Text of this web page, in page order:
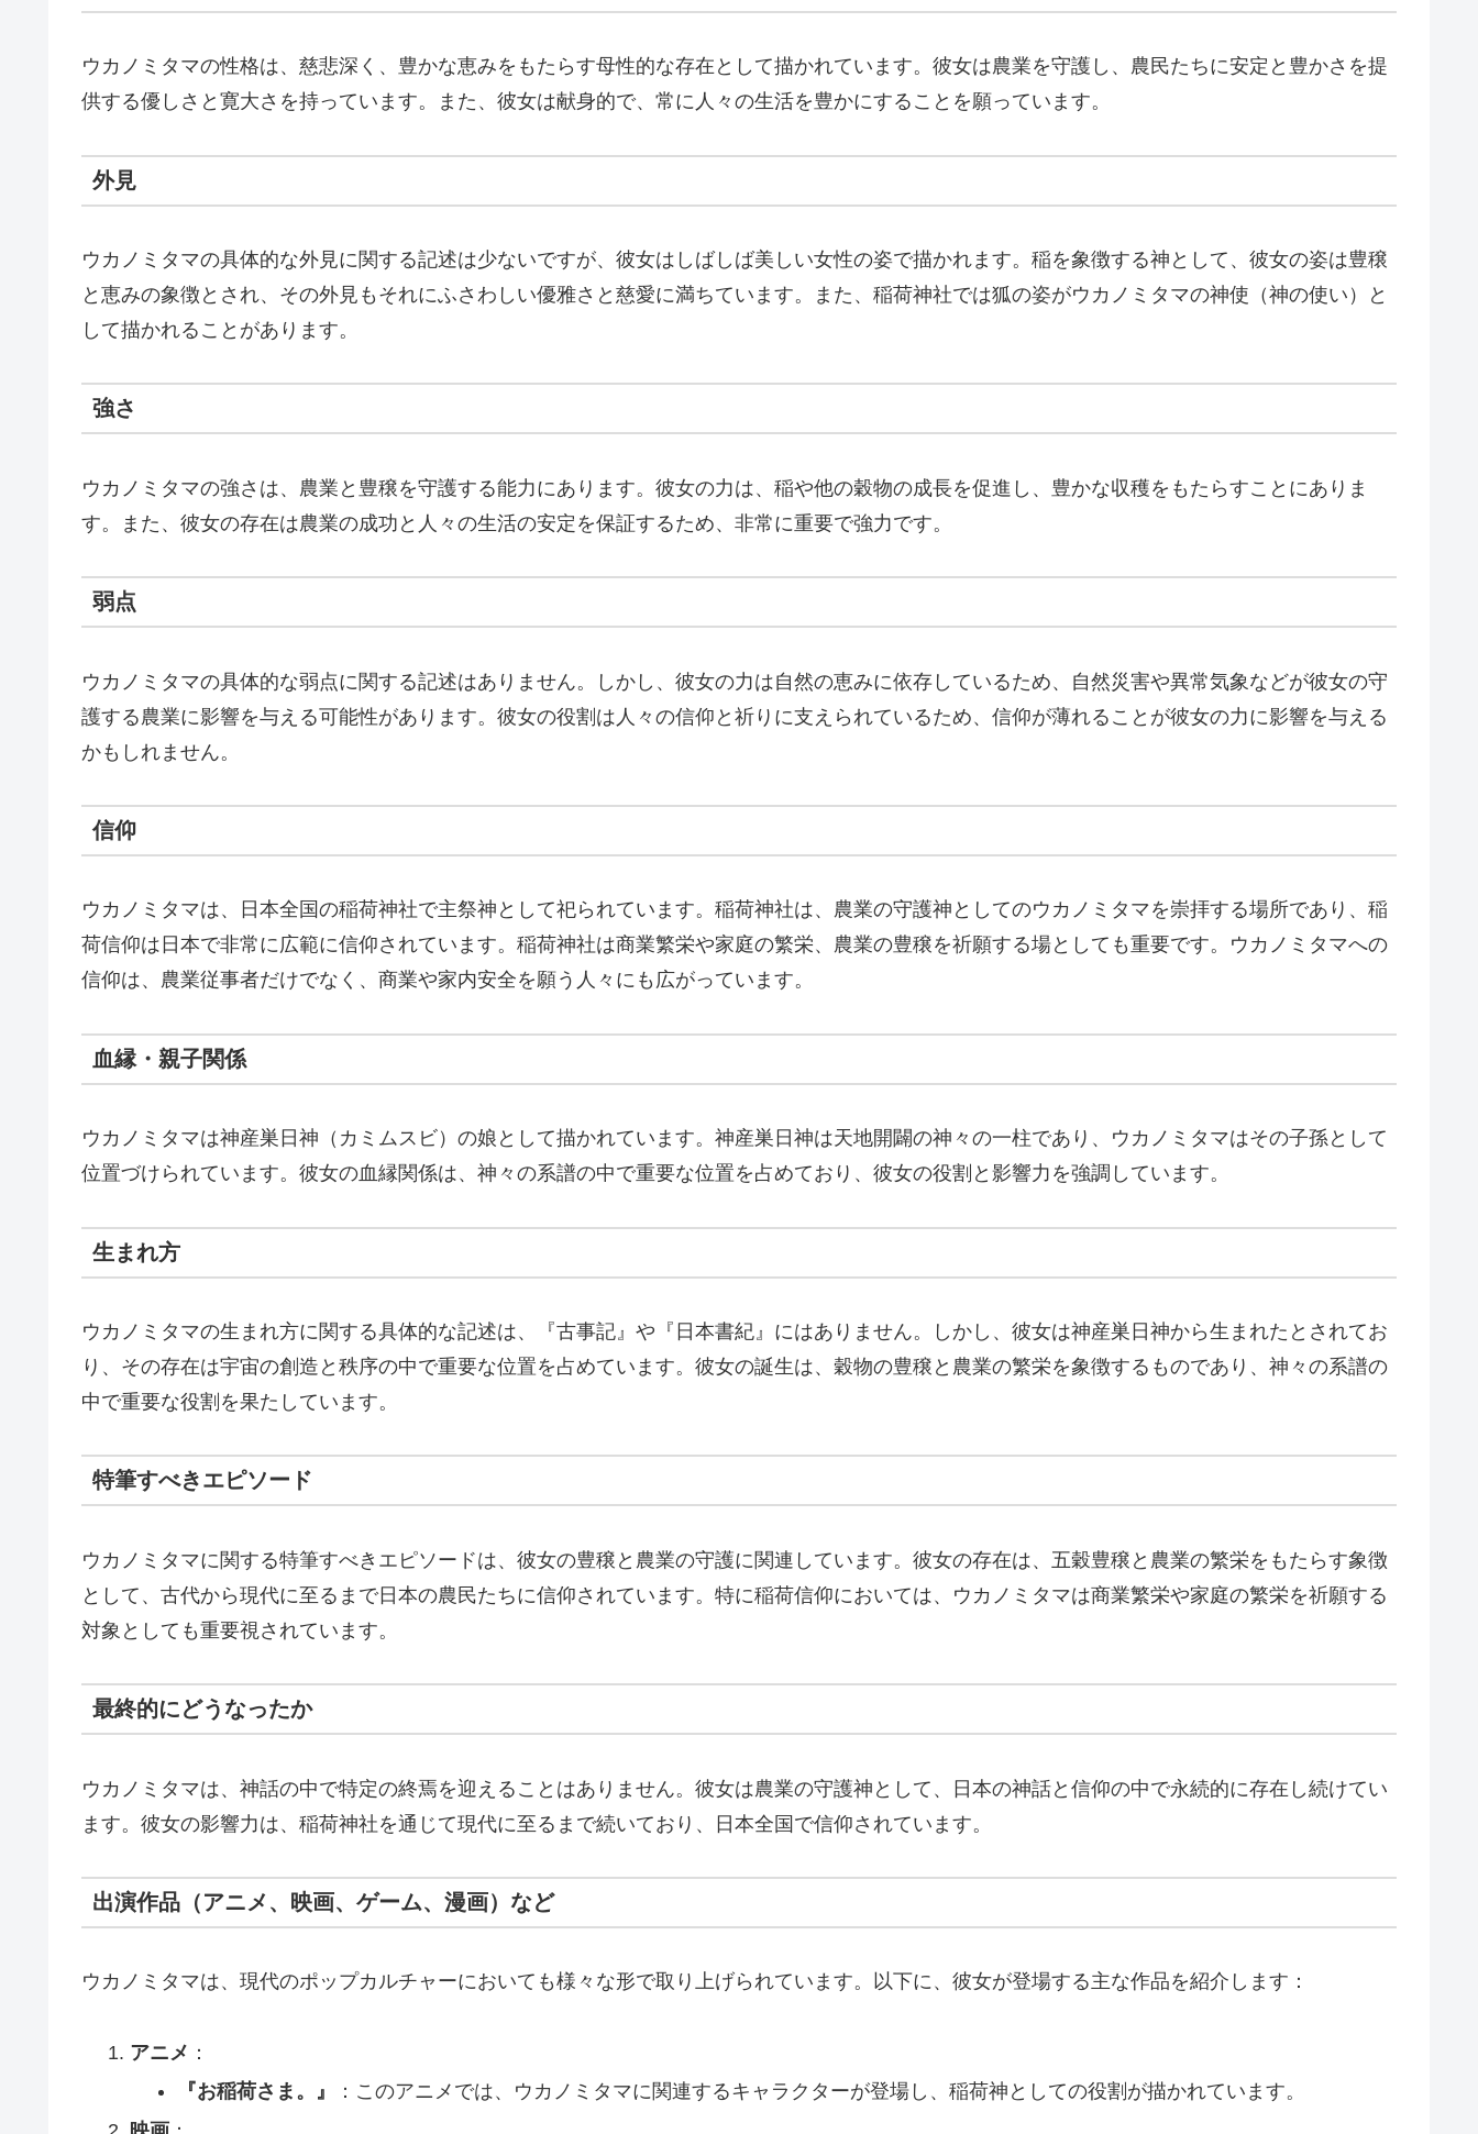
ウカノミタマの性格は、慈悲深く、豊かな恵みをもたらす母性的な存在として描かれています。彼女は農業を守護し、農民たちに安定と豊かさを提
供する優しさと寛大さを持っています。また、彼女は献身的で、常に人々の生活を豊かにすることを願っています。
外見
ウカノミタマの具体的な外見に関する記述は少ないですが、彼女はしばしば美しい女性の姿で描かれます。稲を象徴する神として、彼女の姿は豊穣
と恵みの象徴とされ、その外見もそれにふさわしい優雅さと慈愛に満ちています。また、稲荷神社では狐の姿がウカノミタマの神使（神の使い）と
して描かれることがあります。
強さ
ウカノミタマの強さは、農業と豊穣を守護する能力にあります。彼女の力は、稲や他の穀物の成長を促進し、豊かな収穫をもたらすことにありま
す。また、彼女の存在は農業の成功と人々の生活の安定を保証するため、非常に重要で強力です。
弱点
ウカノミタマの具体的な弱点に関する記述はありません。しかし、彼女の力は自然の恵みに依存しているため、自然災害や異常気象などが彼女の守
護する農業に影響を与える可能性があります。彼女の役割は人々の信仰と祈りに支えられているため、信仰が薄れることが彼女の力に影響を与える
かもしれません。
信仰
ウカノミタマは、日本全国の稲荷神社で主祭神として祀られています。稲荷神社は、農業の守護神としてのウカノミタマを崇拝する場所であり、稲
荷信仰は日本で非常に広範に信仰されています。稲荷神社は商業繁栄や家庭の繁栄、農業の豊穣を祈願する場としても重要です。ウカノミタマへの
信仰は、農業従事者だけでなく、商業や家内安全を願う人々にも広がっています。
血縁・親子関係
ウカノミタマは神産巣日神（カミムスビ）の娘として描かれています。神産巣日神は天地開闢の神々の一柱であり、ウカノミタマはその子孫として
位置づけられています。彼女の血縁関係は、神々の系譜の中で重要な位置を占めており、彼女の役割と影響力を強調しています。
生まれ方
ウカノミタマの生まれ方に関する具体的な記述は、『古事記』や『日本書紀』にはありません。しかし、彼女は神産巣日神から生まれたとされてお
り、その存在は宇宙の創造と秩序の中で重要な位置を占めています。彼女の誕生は、穀物の豊穣と農業の繁栄を象徴するものであり、神々の系譜の
中で重要な役割を果たしています。
特筆すべきエピソード
ウカノミタマに関する特筆すべきエピソードは、彼女の豊穣と農業の守護に関連しています。彼女の存在は、五穀豊穣と農業の繁栄をもたらす象徴
として、古代から現代に至るまで日本の農民たちに信仰されています。特に稲荷信仰においては、ウカノミタマは商業繁栄や家庭の繁栄を祈願する
対象としても重要視されています。
最終的にどうなったか
ウカノミタマは、神話の中で特定の終焉を迎えることはありません。彼女は農業の守護神として、日本の神話と信仰の中で永続的に存在し続けてい
ます。彼女の影響力は、稲荷神社を通じて現代に至るまで続いており、日本全国で信仰されています。
出演作品（アニメ、映画、ゲーム、漫画）など
ウカノミタマは、現代のポップカルチャーにおいても様々な形で取り上げられています。以下に、彼女が登場する主な作品を紹介します：
アニメ ：
『お稲荷さま。』
：このアニメでは、ウカノミタマに関連するキャラクターが登場し、稲荷神としての役割が描かれています。